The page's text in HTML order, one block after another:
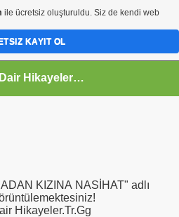
Hayata Dair Hikayeler | Hayata Bakışınız Değişecek
KIZINA NASİHAT" adlı
Hikayeler.Tr.Gg
ile ücretsiz oluşturuldu. Siz de kendi web
KAYIT OL